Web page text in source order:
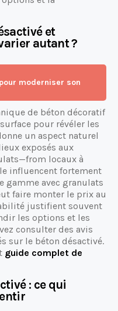
et
autant ?
moderniser son
de béton décoratif
pour révéler les
un aspect naturel
exposés aux
locaux à
influencent fortement
gamme avec granulats
faire monter le prix au
justifient souvent
les options et les
consulter des avis
sur le béton désactivé.
guide complet de
: ce qui